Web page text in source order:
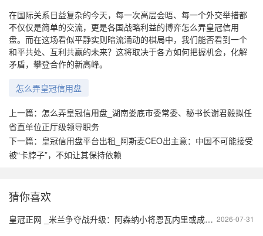
在国际关系日益复杂的今天，每一次高层会晤、每一个外交举措都
不仅仅是简单的交流，更是各国战略利益的博弈怎么弄皇冠信用
盘。而在这场看似平静实则暗流涌动的棋局中，我们能否看到一个
和平共处、互利共赢的未来？这将取决于各方如何把握机会，化解
矛盾，攀登合作的新高峰。
怎么弄皇冠信用盘
上一篇： 怎么弄皇冠信用盘_湖南娄底市委常委、秘书长谢君毅拟任
省直单位正厅级领导职务
下一篇： 皇冠信用盘平台出租_阿斯麦CEO出主意：中国不可能接受
被“卡脖子”，不如让其保持依赖
猜你喜欢
2026-07-31
皇冠正网 _米兰争夺战升级：阿森纳小将恩瓦内里或成新一代球星的转折点